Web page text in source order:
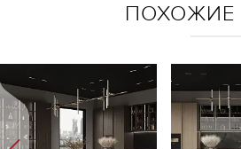
ПОХОЖИЕ